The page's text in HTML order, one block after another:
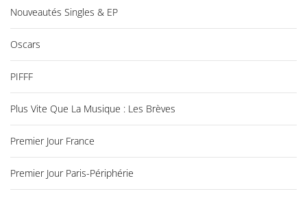
Nouveautés Singles & EP
Oscars
PIFFF
Plus Vite Que La Musique : Les Brèves
Premier Jour France
Premier Jour Paris-Périphérie